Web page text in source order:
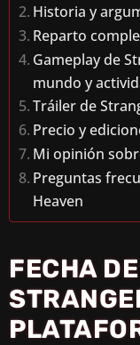
Historia y
Reparto
Gameplay de
mundo y
Tráiler de
Precio y
Mi opinión
Preguntas
Heaven
FECHA